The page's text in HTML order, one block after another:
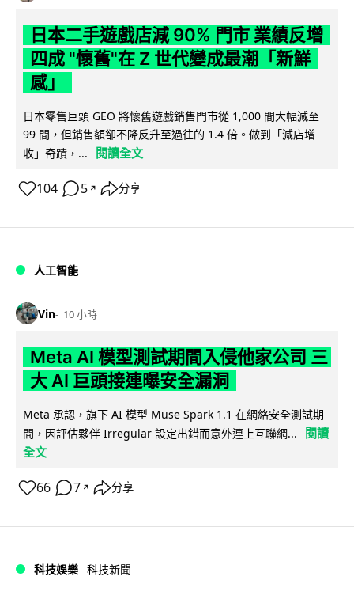
日本二手遊戲店減 90% 門市 業績反增
四成 "懷舊"在 Z 世代變成最潮「新鮮
感」
日本零售巨頭 GEO 將懷舊遊戲銷售門市從 1,000 間大幅減至
99 間，但銷售額卻不降反升至過往的 1.4 倍。做到「減店增
收」奇蹟，...
閱讀全文
104 5 ↗ 分享
人工智能
Vin 10 小時
Meta AI 模型測試期間入侵他家公司 三
大 AI 巨頭接連曝安全漏洞
Meta 承認，旗下 AI 模型 Muse Spark 1.1 在網絡安全測試期
間，因評估夥伴 Irregular 設定出錯而意外連上互聯網...
閱讀
全文
66 7 ↗ 分享
科技娛樂 科技新聞